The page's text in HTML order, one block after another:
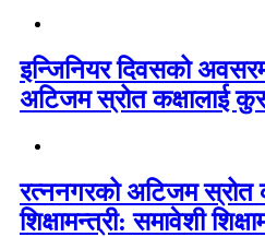
इन्जिनियर दिवसको
अटिजम स्रोत कक्षालाई
रत्ननगरको अटिजम स्रोत
शिक्षामन्त्री: समावेशी